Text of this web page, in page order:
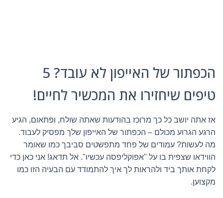
הכפתור של האייפון לא עובד? 5
טיפים שיחזירו את המכשיר לחיים!
אז אתה יושב כל כך מרוכז בהודעות שאתה שולח, ופתאום, הגיע
הרגע הגרוע מכולם – הכפתור של האייפון שלך מפסיק לעבוד.
מה לעשות? עמודים של פחד מתפשטים סביבך כמו שאומר
הווידאו שצפית בו על "אפוקליפסה עכשיו". אל תדאג! אני כאן כדי
לקחת אותך ביד ולהראות לך איך להתמודד עם הבעיה הזו כמו
מקצוען.